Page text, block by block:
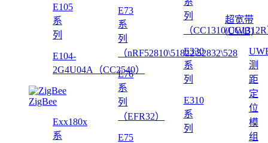
E105
系
列
E104-
2G4U04A（CC2540）
ZigBee
Exx180x
系
E73
系
列
（nRF52810\51822\52832\528
E76
系
列
（EFR32）
E75
列
（
E330
系
列
E310
系
列
超宽带
(UWB)
测
距
定
位
模
组